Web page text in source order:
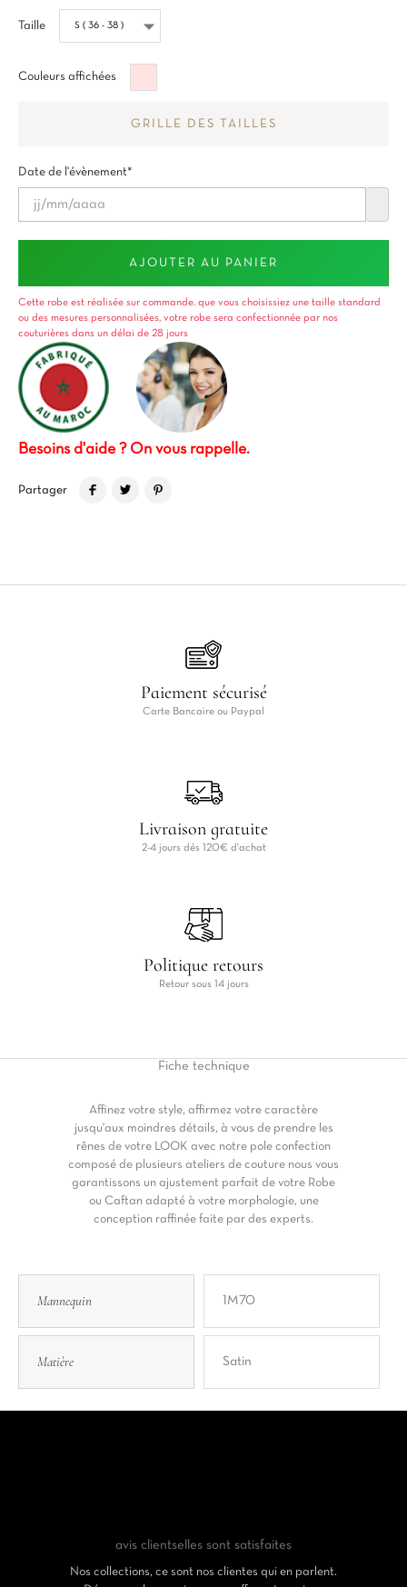
Taille
Couleurs affichées
GRILLE DES TAILLES
Date de l'évènement*
AJOUTER AU PANIER
Cette robe est réalisée sur commande. que vous choisissiez une taille standard
ou des mesures personnalisées, votre robe sera confectionnée par nos
couturières dans un délai de 28 jours
Besoins d'aide ? On vous rappelle.
Partager
Paiement sécurisé
Carte Bancaire ou Paypal
Livraison gratuite
2-4 jours dés 120€ d'achat
Politique retours
Retour sous 14 jours
Fiche technique
Affinez votre style, affirmez votre caractère
jusqu'aux moindres détails, à vous de prendre les
rênes de votre LOOK avec notre pole confection
composé de plusieurs ateliers de couture nous vous
garantissons un ajustement parfait de votre Robe
ou Caftan adapté à votre morphologie, une
conception raffinée faite par des experts.
Mannequin 1M70
Matière Satin
avis clientselles sont satisfaites
Nos collections, ce sont nos clientes qui en parlent.